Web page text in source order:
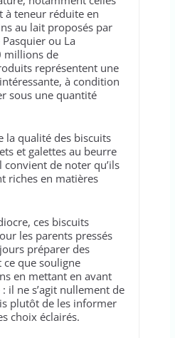
à teneur réduite en
au lait proposés par
ou La
millions de
représentent une
à condition
sous une quantité
la qualité des biscuits
et galettes au beurre
de noter qu’ils
riches en matières
ces biscuits
les parents pressés
préparer des
ce que souligne
en mettant en avant
il ne s’agit nullement de
plutôt de les informer
choix éclairés.